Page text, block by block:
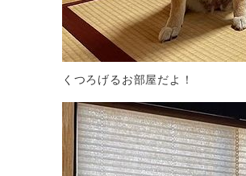
くつろげるお部屋だよ！